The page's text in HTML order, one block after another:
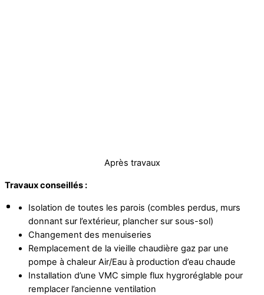
Après travaux
Travaux conseillés :
Isolation de toutes les parois (combles perdus, murs
donnant sur l’extérieur, plancher sur sous-sol)
Changement des menuiseries
Remplacement de la vieille chaudière gaz par une
pompe à chaleur Air/Eau à production d’eau chaude
Installation d’une VMC simple flux hygroréglable pour
remplacer l’ancienne ventilation